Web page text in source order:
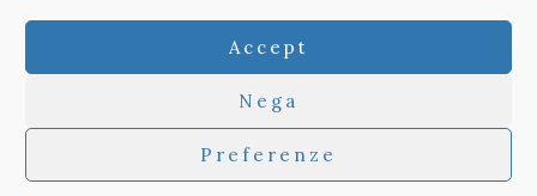
Accept
Nega
Preferenze
tutti i nostri vecchi numeri in PDF.
© 2026 TheArchitecturalPost -Privacy -
Developed byStudioata